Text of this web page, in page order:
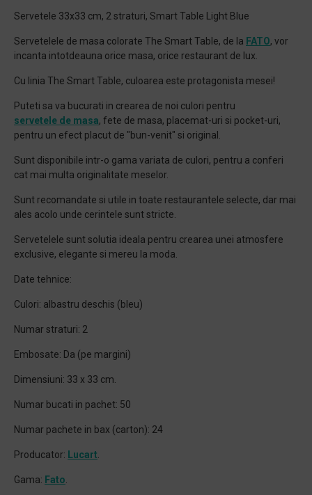
Servetele 33x33 cm, 2 straturi, Smart Table Light Blue
Servetelele de masa colorate The Smart Table, de la FATO, vor
incanta intotdeauna orice masa, orice restaurant de lux.
Cu linia The Smart Table, culoarea este protagonista mesei!
Puteti sa va bucurati in crearea de noi culori pentru
servetele de masa, fete de masa, placemat-uri si pocket-uri,
pentru un efect placut de "bun-venit" si original.
Sunt disponibile intr-o gama variata de culori, pentru a conferi
cat mai multa originalitate meselor.
Sunt recomandate si utile in toate restaurantele selecte, dar mai
ales acolo unde cerintele sunt stricte.
Servetelele sunt solutia ideala pentru crearea unei atmosfere
exclusive, elegante si mereu la moda.
Date tehnice:
Culori: albastru deschis (bleu)
Numar straturi: 2
Embosate: Da (pe margini)
Dimensiuni: 33 x 33 cm.
Numar bucati in pachet: 50
Numar pachete in bax (carton): 24
Producator: Lucart
Gama: Fato